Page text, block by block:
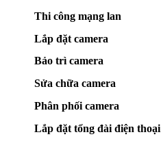
Thi công mạng lan
Lắp đặt camera
Bảo trì camera
Sửa chữa camera
Phân phối camera
Lắp đặt tổng đài điện thoại